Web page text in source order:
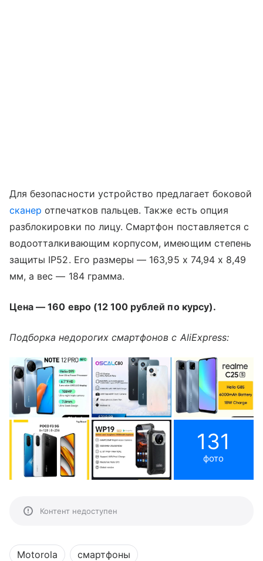
Для безопасности устройство предлагает боковой
сканер отпечатков пальцев. Также есть опция
разблокировки по лицу. Смартфон поставляется с
водоотталкивающим корпусом, имеющим степень
защиты IP52. Его размеры — 163,95 х 74,94 х 8,49
мм, а вес — 184 грамма.
Цена — 160 евро (12 100 рублей по курсу).
Подборка недорогих смартфонов с AliExpress:
131
фото
Контент недоступен
Motorola смартфоны